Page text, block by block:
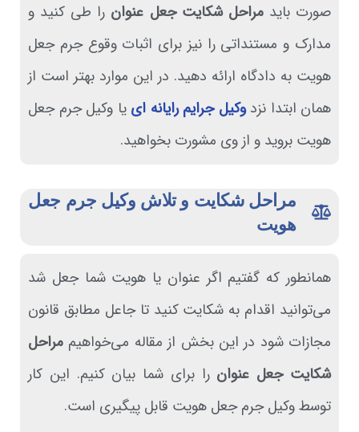
صورت بایدمراحل شکایت جعل عنوان را طی کنید و
مدارک و مستنداتی را نیز برای اثبات وقوع جرم جعل
هویت به دادگاه ارائه دهید. در این موارد بهتر است از
همان ابتدا نزدوکیل جرایم رایانه ای یا وکیل جرم جعل
هویت بروید و از وی مشورت بخواهید.
مراحل شکایت و تلاش وکیل جرم جعل
هویت
همانطور که گفتیم اگر عنوان یا هویت شما جعل شد
می‌توانید اقدام به شکایت کنید تا جاعل مطابق قانون
مجازات شود در این بخش از مقاله می‌خواهیم مراحل
شکایت جعل عنوان را برای شما بیان کنیم. این کار
توسط وکیل جرم جعل هویت قابل پیگیری است.